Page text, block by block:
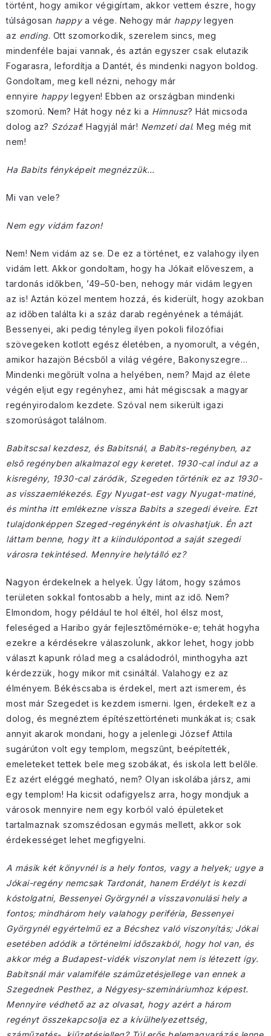
történt, hogy amikor végigírtam, akkor vettem észre, hogy
túlságosan happya vége. Nehogy már happylegyen
az ending. Ott szomorkodik, szerelem sincs, meg
mindenféle bajai vannak, és aztán egyszer csak elutazik
Fogarasra, lefordítja a Dantét, és mindenki nagyon boldog.
Gondoltam, meg kell nézni, nehogy már
ennyire happylegyen! Ebben az országban mindenki
szomorú. Nem? Hát hogy néz ki a Himnusz? Hát micsoda
dolog az? Szózat! Hagyjál már! Nemzeti dal. Meg még mit
nem!
Ha Babits fényképeit megnézzük…
Mi van vele?
Nem egy vidám fazon!
Nem! Nem vidám az se. De ez a történet, ez valahogy ilyen
vidám lett. Akkor gondoltam, hogy ha Jókait előveszem, a
tardonás időkben, ’49–50-ben, nehogy már vidám legyen
az is! Aztán közel mentem hozzá, és kiderült, hogy azokban
az időben találta ki a száz darab regényének a témáját.
Bessenyei, aki pedig tényleg ilyen pokoli filozófiai
szövegeken kotlott egész életében, a nyomorult, a végén,
amikor hazajön Bécsből a világ végére, Bakonyszegre…
Mindenki megőrült volna a helyében, nem? Majd az élete
végén eljut egy regényhez, ami hát mégiscsak a magyar
regényirodalom kezdete. Szóval nem sikerült igazi
szomorúságot találnom.
Babitscsal kezdesz, és Babitsnál, a Babits-regényben, az
első regényben alkalmazol egy keretet. 1930-cal indul az a
kisregény, 1930-cal záródik, Szegeden történik ez az 1930-
as visszaemlékezés. Egy Nyugat-est vagy Nyugat-matiné,
és mintha itt emlékezne vissza Babits a szegedi éveire. Ezt
tulajdonképpen Szeged-regényként is olvashatjuk. Én azt
láttam benne, hogy itt a kiindulópontod a saját szegedi
városra tekintésed. Mennyire helytálló ez?
Nagyon érdekelnek a helyek. Úgy látom, hogy számos
területen sokkal fontosabb a hely, mint az idő. Nem?
Elmondom, hogy például te hol éltél, hol élsz most,
feleséged a Haribo gyár fejlesztőmérnöke-e; tehát hogyha
ezekre a kérdésekre válaszolunk, akkor lehet, hogy jobb
választ kapunk rólad meg a családodról, minthogyha azt
kérdezzük, hogy mikor mit csináltál. Valahogy ez az
élményem. Békéscsaba is érdekel, mert azt ismerem, és
most már Szegedet is kezdem ismerni. Igen, érdekelt ez a
dolog, és megnéztem építészettörténeti munkákat is; csak
annyit akarok mondani, hogy a jelenlegi József Attila
sugárúton volt egy templom, megszűnt, beépítették,
emeleteket tettek bele meg szobákat, és iskola lett belőle.
Ez azért eléggé megható, nem? Olyan iskolába jársz, ami
egy templom! Ha kicsit odafigyelsz arra, hogy mondjuk a
városok mennyire nem egy korból való épületeket
tartalmaznak szomszédosan egymás mellett, akkor sok
érdekességet lehet megfigyelni.
A másik két könyvnél is a hely fontos, vagy a helyek; ugye a
Jókai-regény nemcsak Tardonát, hanem Erdélyt is kezdi
kóstolgatni, Bessenyei Györgynél a visszavonulási hely a
fontos; mindhárom hely valahogy periféria, Bessenyei
Györgynél egyértelmű ez a Bécshez való viszonyítás; Jókai
esetében adódik a történelmi időszakból, hogy hol van, és
akkor még a Budapest-vidék viszonylat nem is létezett így.
Babitsnál már valamiféle száműzetésjellege van ennek a
Szegednek Pesthez, a Négyesy-szemináriumhoz képest.
Mennyire védhető az az olvasat, hogy azért a három
regényt összekapcsolja ez a kívülhelyezettség,